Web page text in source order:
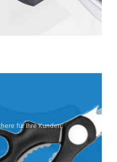
für Ihre Kunden.